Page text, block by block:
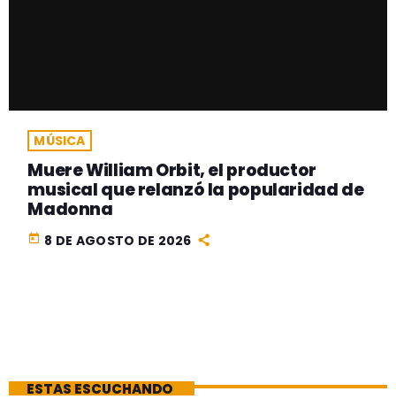
MÚSICA
Muere William Orbit, el productor
musical que relanzó la popularidad de
Madonna
today 8 DE AGOSTO DE 2026
ESTAS ESCUCHANDO